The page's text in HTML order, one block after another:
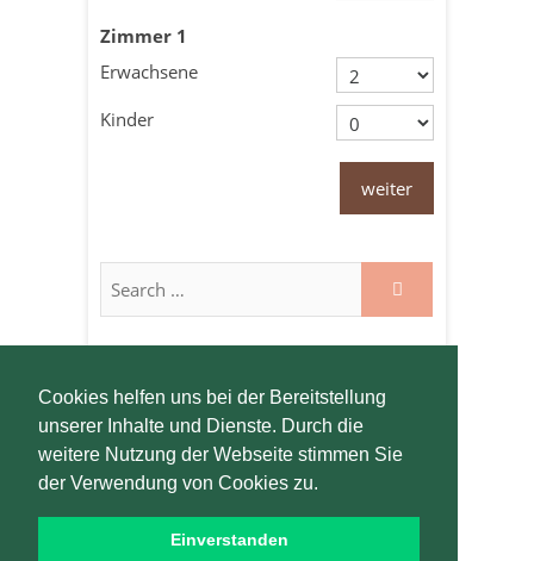
Cookies helfen uns bei der Bereitstellung
unserer Inhalte und Dienste. Durch die
weitere Nutzung der Webseite stimmen Sie
der Verwendung von Cookies zu.
Einverstanden
Zimmer 1
Erwachsene
Kinder
weiter